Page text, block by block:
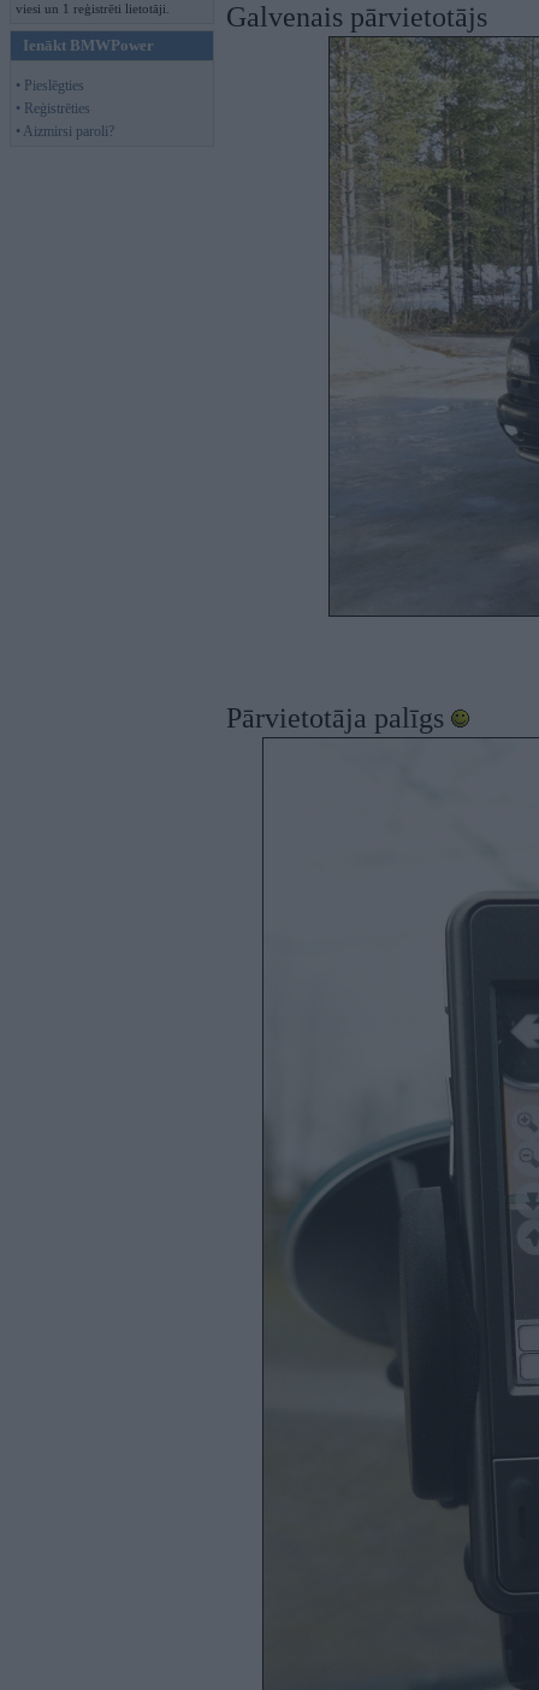
viesi un 1 reģistrēti lietotāji.
Ienākt BMWPower
• Pieslēgties
• Reģistrēties
• Aizmirsi paroli?
Galvenais pārvietotājs
Pārvietotāja palīgs